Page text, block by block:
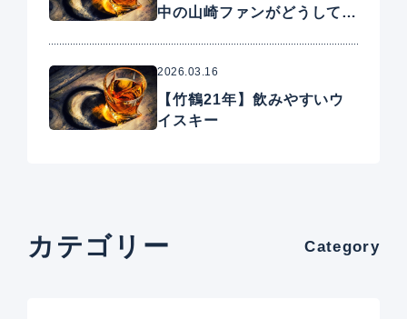
中の山崎ファンがどうしても
2026.03.16
【竹鶴21年】飲みやすいウ
イスキー
カテゴリー Category